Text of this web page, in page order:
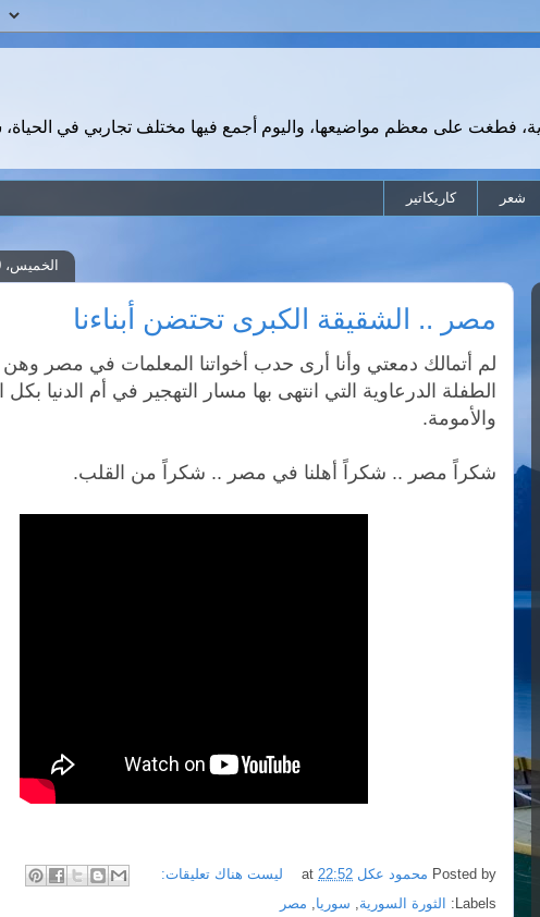
فطغت على معظم مواضيعها، واليوم أجمع فيها مختلف تجاربي في
شعر كاريكاتير
الخميس، 20 ديسمبر 2012
مصر .. الشقيقة الكبرى تحتضن أبناءنا
لم أتمالك دمعتي وأنا أرى حدب أخواتنا المعلمات في مصر
الطفلة الدرعاوية التي انتهى بها مسار التهجير في أم الدنيا
والأمومة.
شكراً مصر .. شكراً أهلنا في مصر .. شكراً من القلب.
Posted by محمود عكل at 22:52
ليست هناك تعليقات:
Labels:
الثورة السورية سوريا مصر